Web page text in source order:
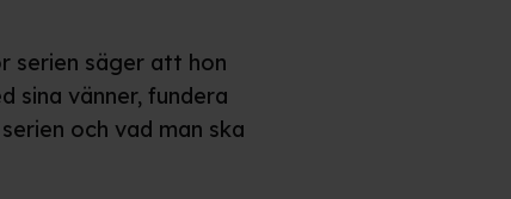
serien säger att hon
sina vänner, fundera
och vad man ska